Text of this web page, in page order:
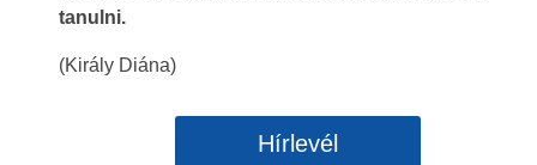
tanulni.
(Király Diána)
Hírlevél